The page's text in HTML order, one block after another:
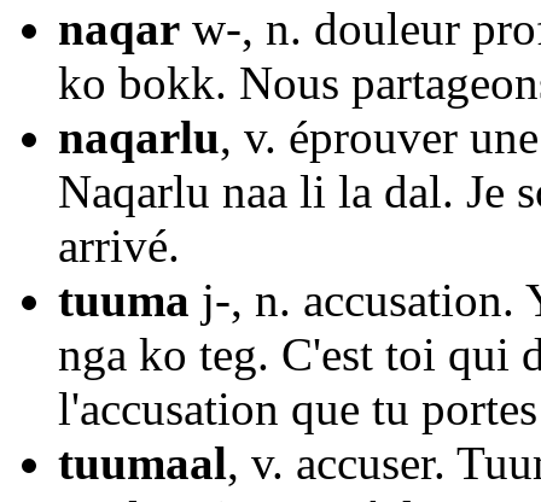
naqar w-, n. douleur
ko bokk. Nous
naqarlu, v. éprouver
Naqarlu naa li la dal. Je
arrivé.
tuuma j-, n. accusation.
nga ko teg. C'est toi qui
l'accusation que tu
tuumaal, v. accuser.